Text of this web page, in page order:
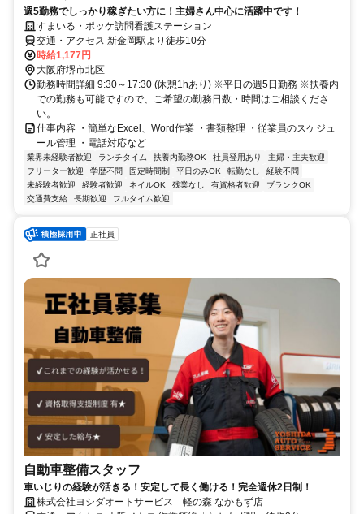
週5勤務でしっかり稼ぎたい方に！主婦さん中心に活躍中です！
すまいる・ポッケ訪問看護ステーション
交通・アクセス 新金岡駅より徒歩10分
時給1,177円
大阪府堺市北区
勤務時間詳細 9:30～17:30 (休憩1hあり) ※平日の週5日勤務 ※扶養内
での勤務も可能ですので、ご希望の勤務日数・時間はご相談くださ
い。
仕事内容 ・簡単なExcel、Word作業 ・書類整理 ・従業員のスケジュ
ール管理 ・電話対応など
業界未経験者歓迎 ランチタイム 扶養内勤務OK 社員登用あり
主婦・主夫歓迎
フリーター歓迎
学歴不問 固定時間制 平日のみOK 転勤なし
経験不問
未経験者歓迎
経験者歓迎 ネイルOK 残業なし 有資格者歓迎
ブランクOK
交通費支給
長期歓迎 フルタイム歓迎
正社員
自動車整備スタッフ
車いじりの経験が活きる！安定して長く働ける！完全週休2日制！
株式会社ヨシダオートサービス 軽の森 なかもず店